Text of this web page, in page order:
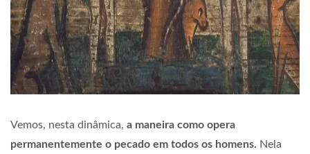
Vemos, nesta dinâmica, a maneira como opera
permanentemente o pecado em todos os homens. Nela